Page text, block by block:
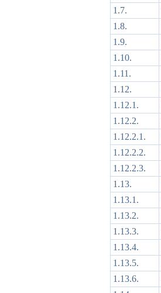
1.7.
1.8.
1.9.
1.10.
1.11.
1.12.
1.12.1.
1.12.2.
1.12.2.1.
1.12.2.2.
1.12.2.3.
1.13.
1.13.1.
1.13.2.
1.13.3.
1.13.4.
1.13.5.
1.13.6.